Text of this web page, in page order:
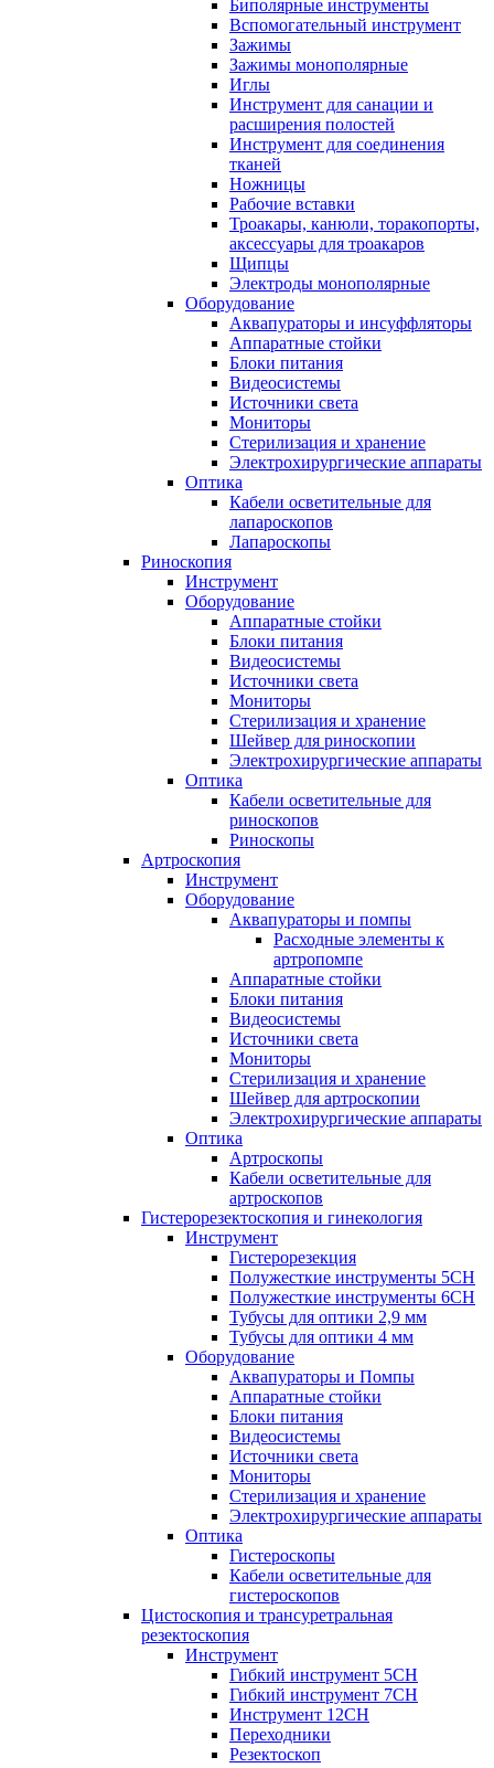
Биполярные инструменты
Вспомогательный инструмент
Зажимы
Зажимы монополярные
Иглы
Инструмент для санации и
расширения полостей
Инструмент для соединения
тканей
Ножницы
Рабочие вставки
Троакары, канюли, торакопорты,
аксессуары для троакаров
Щипцы
Электроды монополярные
Оборудование
Аквапураторы и инсуффляторы
Аппаратные стойки
Блоки питания
Видеосистемы
Источники света
Мониторы
Стерилизация и хранение
Электрохирургические аппараты
Оптика
Кабели осветительные для
лапароскопов
Лапароскопы
Риноскопия
Инструмент
Оборудование
Аппаратные стойки
Блоки питания
Видеосистемы
Источники света
Мониторы
Стерилизация и хранение
Шейвер для риноскопии
Электрохирургические аппараты
Оптика
Кабели осветительные для
риноскопов
Риноскопы
Артроскопия
Инструмент
Оборудование
Аквапураторы и помпы
Расходные элементы к
артропомпе
Аппаратные стойки
Блоки питания
Видеосистемы
Источники света
Мониторы
Стерилизация и хранение
Шейвер для артроскопии
Электрохирургические аппараты
Оптика
Артроскопы
Кабели осветительные для
артроскопов
Гистерорезектоскопия и гинекология
Инструмент
Гистерорезекция
Полужесткие инструменты 5CH
Полужесткие инструменты 6CH
Тубусы для оптики 2,9 мм
Тубусы для оптики 4 мм
Оборудование
Аквапураторы и Помпы
Аппаратные стойки
Блоки питания
Видеосистемы
Источники света
Мониторы
Стерилизация и хранение
Электрохирургические аппараты
Оптика
Гистероскопы
Кабели осветительные для
гистероскопов
Цистоскопия и трансуретральная
резектоскопия
Инструмент
Гибкий инструмент 5CH
Гибкий инструмент 7CH
Инструмент 12CH
Переходники
Резектоскоп